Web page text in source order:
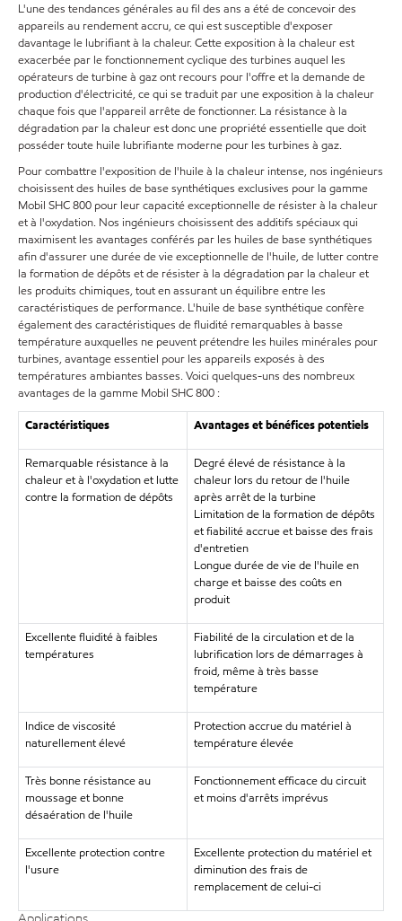
L'une des tendances générales au fil des ans a été de concevoir des
appareils au rendement accru, ce qui est susceptible d'exposer
davantage le lubrifiant à la chaleur. Cette exposition à la chaleur est
exacerbée par le fonctionnement cyclique des turbines auquel les
opérateurs de turbine à gaz ont recours pour l'offre et la demande de
production d'électricité, ce qui se traduit par une exposition à la chaleur
chaque fois que l'appareil arrête de fonctionner. La résistance à la
dégradation par la chaleur est donc une propriété essentielle que doit
posséder toute huile lubrifiante moderne pour les turbines à gaz.
Pour combattre l'exposition de l'huile à la chaleur intense, nos ingénieurs
choisissent des huiles de base synthétiques exclusives pour la gamme
Mobil SHC 800 pour leur capacité exceptionnelle de résister à la chaleur
et à l'oxydation. Nos ingénieurs choisissent des additifs spéciaux qui
maximisent les avantages conférés par les huiles de base synthétiques
afin d'assurer une durée de vie exceptionnelle de l'huile, de lutter contre
la formation de dépôts et de résister à la dégradation par la chaleur et
les produits chimiques, tout en assurant un équilibre entre les
caractéristiques de performance. L'huile de base synthétique confère
également des caractéristiques de fluidité remarquables à basse
température auxquelles ne peuvent prétendre les huiles minérales pour
turbines, avantage essentiel pour les appareils exposés à des
températures ambiantes basses. Voici quelques-uns des nombreux
avantages de la gamme Mobil SHC 800 :
Caractéristiques
Avantages et bénéfices potentiels
Remarquable résistance à la
chaleur et à l'oxydation et lutte
contre la formation de dépôts
Degré élevé de résistance à la
chaleur lors du retour de l'huile
après arrêt de la turbine
Limitation de la formation de dépôts
et fiabilité accrue et baisse des frais
d'entretien
Longue durée de vie de l'huile en
charge et baisse des coûts en
produit
Excellente fluidité à faibles
températures
Fiabilité de la circulation et de la
lubrification lors de démarrages à
froid, même à très basse
température
Indice de viscosité
naturellement élevé
Protection accrue du matériel à
température élevée
Très bonne résistance au
moussage et bonne
désaération de l'huile
Fonctionnement efficace du circuit
et moins d'arrêts imprévus
Excellente protection contre
l'usure
Excellente protection du matériel et
diminution des frais de
remplacement de celui-ci